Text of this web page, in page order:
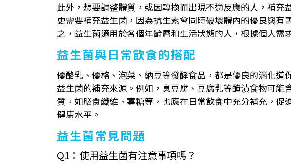
此外，想要調整體質，或因轉換而出現不適反應的人，補
更需要補充益生菌，因為抗生素會同時破壞體內的優良與
之，益生菌適用於各個年齡層和生活狀態的人，根據個人需
益生菌與日常飲食的搭配
優酪乳、優格、泡菜、納豆等發酵食品，都是優良的消化
益生菌的補充來源。例如，臭豆腐、豆腐乳等醃漬食物可
質，如膳食纖維、寡糖等，也應在日常飲食中充分補充，
健康水平。
益生菌常見問題
Q1：使用益生菌有注意事項嗎？